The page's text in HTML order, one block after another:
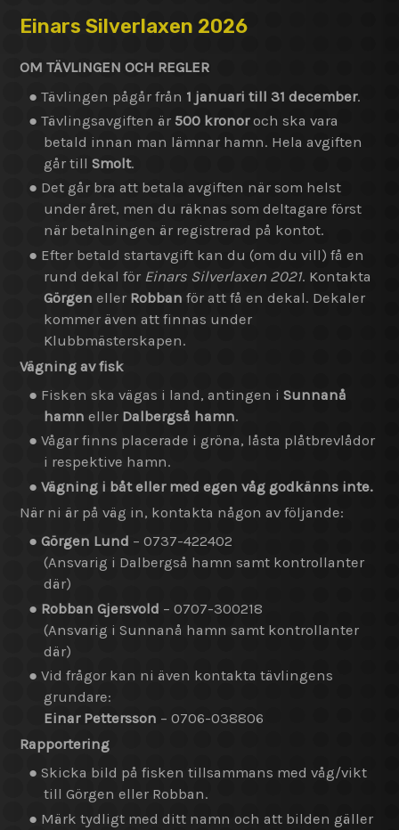
Einars Silverlaxen 2026
OM TÄVLINGEN OCH REGLER
● Tävlingen pågår från 1 januari till 31 december.
● Tävlingsavgiften är 500 kronoroch ska vara
betald innan man lämnar hamn. Hela avgiften
går till Smolt.
● Det går bra att betala avgiften när som helst
under året, men du räknas som deltagare först
när betalningen är registrerad på kontot.
● Efter betald startavgift kan du (om du vill) få en
rund dekal för Einars Silverlaxen 2021. Kontakta
Görgen eller Robban för att få en dekal. Dekaler
kommer även att finnas under
Klubbmästerskapen.
Vägning av fisk
● Fisken ska vägas i land, antingen iSunnanå
hamn eller Dalbergså hamn.
● Vågar finns placerade i gröna, låsta plåtbrevlådor
i respektive hamn.
●Vägning i båt eller med egen våg godkänns inte.
När ni är på väg in, kontakta någon av följande:
●Görgen Lund – 0737-422402
(Ansvarig i Dalbergså hamn samt kontrollanter
där)
● Robban Gjersvold – 0707-300218
(Ansvarig i Sunnanå hamn samt kontrollanter
där)
● Vid frågor kan ni även kontakta tävlingens
grundare:
Einar Pettersson – 0706-038806
Rapportering
● Skicka bild på fisken tillsammans med våg/vikt
till Görgen eller Robban.
● Märk tydligt med ditt namn och att bilden gäller